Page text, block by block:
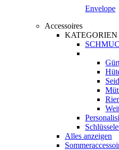
Envelope
Accessoires
KATEGORIEN
Alles anzeigen